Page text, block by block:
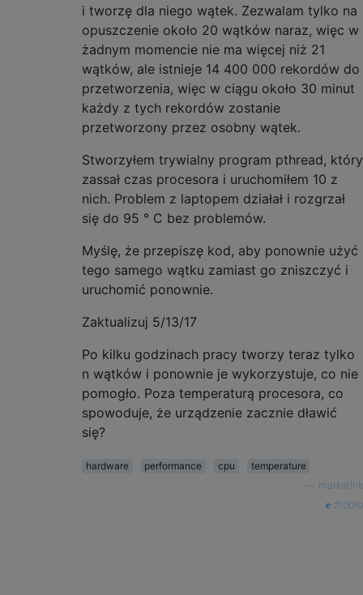
i tworzę dla niego wątek. Zezwalam tylko na
opuszczenie około 20 wątków naraz, więc w
żadnym momencie nie ma więcej niż 21
wątków, ale istnieje 14 400 000 rekordów do
przetworzenia, więc w ciągu około 30 minut
każdy z tych rekordów zostanie
przetworzony przez osobny wątek.
Stworzyłem trywialny program pthread, który
zassał czas procesora i uruchomiłem 10 z
nich. Problem z laptopem działał i rozgrzał
się do 95 ° C bez problemów.
Myślę, że przepiszę kod, aby ponownie użyć
tego samego wątku zamiast go zniszczyć i
uruchomić ponownie.
Zaktualizuj 5/13/17
Po kilku godzinach pracy tworzy teraz tylko
n wątków i ponownie je wykorzystuje, co nie
pomogło. Poza temperaturą procesora, co
spowoduje, że urządzenie zacznie dławić
się?
hardware performance cpu
temperature
markatlnk
źródło